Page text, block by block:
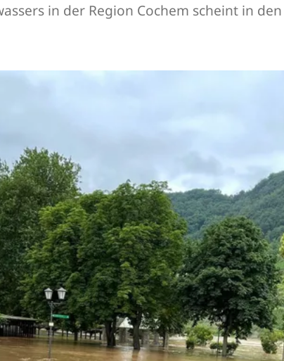
in der Region Cochem scheint in